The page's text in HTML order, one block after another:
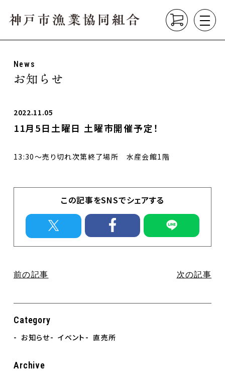
About
Product こだわり商品
News
お知らせ
直売所のお知らせ
Contact
News
お知らせ
2022.11.05
11月5日土曜日 土曜市開催予定！
13:30～売り切れ次第終了場所 水産会館1階
この記事をSNSでシェアする
前の記事 次の記事
Category
お知らせ イベント 直売所
Archive